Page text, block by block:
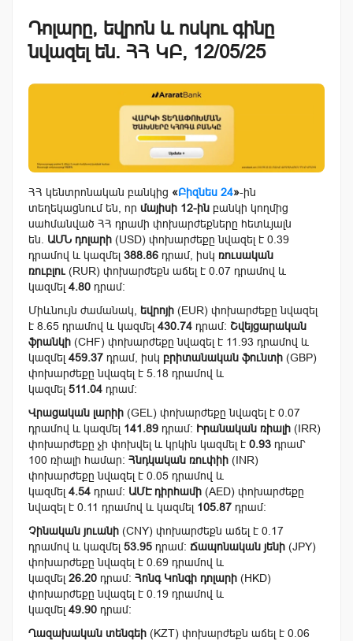
Դոլարը, եվրոն և ոսկու գինը
նվազել են. ՀՀ ԿԲ, 12/05/25
ՀՀ կենտրոնական բանկից «Բիզնես 24»-ին
տեղեկացնում են, որ մայիսի 12-ին բանկի կողմից
սահմանված ՀՀ դրամի փոխարժեքները հետևյալն
են. ԱՄՆ դոլարի (USD) փոխարժեքը նվազել է 0.39
դրամով և կազմել 388.86 դրամ, իսկ ռուսական
ռուբլու (RUR) փոխարժեքն աճել է 0.07 դրամով և
կազմել 4.80 դրամ:
Միևնույն ժամանակ, եվրոյի (EUR) փոխարժեքը նվազել
է 8.65 դրամով և կազմել 430.74 դրամ: Շվեյցարական
ֆրանկի (CHF) փոխարժեքը նվազել է 11.93 դրամով և
կազմել 459.37 դրամ, իսկ բրիտանական ֆունտի (GBP)
փոխարժեքը նվազել է 5.18 դրամով և
կազմել 511.04 դրամ:
Վրացական լարիի (GEL) փոխարժեքը նվազել է 0.07
դրամով և կազմել 141.89 դրամ: Իրանական ռիալի (IRR)
փոխարժեքը չի փոխվել և կրկին կազմել է 0.93 դրամ՝
100 ռիալի համար: Հնդկական ռուփիի (INR)
փոխարժեքը նվազել է 0.05 դրամով և
կազմել 4.54 դրամ: ԱՄԷ դիրհամի (AED) փոխարժեքը
նվազել է 0.11 դրամով և կազմել 105.87 դրամ:
Չինական յուանի (CNY) փոխարժեքն աճել է 0.17
դրամով և կազմել 53.95 դրամ: Ճապոնական յենի (JPY)
փոխարժեքը նվազել է 0.69 դրամով և
կազմել 26.20 դրամ: Հոնգ Կոնգի դոլարի (HKD)
փոխարժեքը նվազել է 0.19 դրամով և
կազմել 49.90 դրամ:
Ղազախական տենգեի (KZT) փոխարժեքն աճել է 0.06